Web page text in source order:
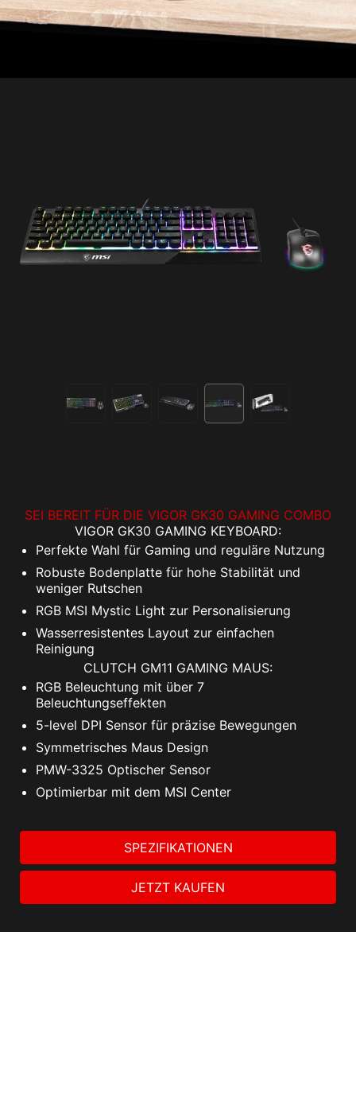
SEI BEREIT FÜR DIE VIGOR GK30 GAMING COMBO
VIGOR GK30 GAMING KEYBOARD:
Perfekte Wahl für Gaming und reguläre Nutzung
Robuste Bodenplatte für hohe Stabilität und
weniger Rutschen
RGB MSI Mystic Light zur Personalisierung
Wasserresistentes Layout zur einfachen
Reinigung
CLUTCH GM11 GAMING MAUS:
RGB Beleuchtung mit über 7
Beleuchtungseffekten
5-level DPI Sensor für präzise Bewegungen
Symmetrisches Maus Design
PMW-3325 Optischer Sensor
Optimierbar mit dem MSI Center
SPEZIFIKATIONEN
JETZT KAUFEN